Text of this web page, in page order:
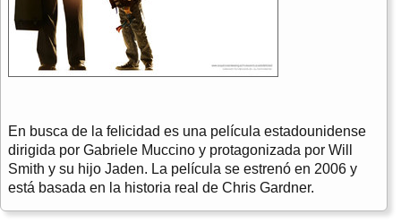
En busca de la felicidad es una película estadounidense
dirigida por Gabriele Muccino y protagonizada por Will
Smith y su hijo Jaden. La película se estrenó en 2006 y
está basada en la historia real de Chris Gardner.